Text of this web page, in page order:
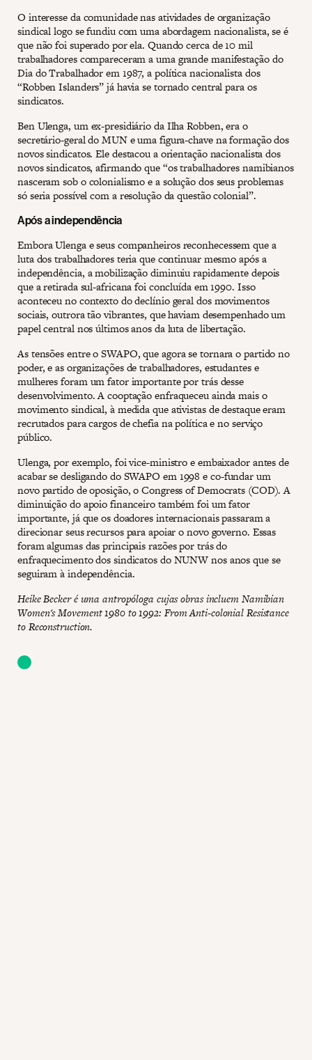
O interesse da comunidade nas atividades de organização
sindical logo se fundiu com uma abordagem nacionalista, se é
que não foi superado por ela. Quando cerca de 10 mil
trabalhadores compareceram a uma grande manifestação do
Dia do Trabalhador em 1987, a política nacionalista dos
“Robben Islanders” já havia se tornado central para os
sindicatos.
Ben Ulenga, um ex-presidiário da Ilha Robben, era o
secretário-geral do MUN e uma figura-chave na formação dos
novos sindicatos. Ele destacou a orientação nacionalista dos
novos sindicatos, afirmando que “os trabalhadores namibianos
nasceram sob o colonialismo e a solução dos seus problemas
só seria possível com a resolução da questão colonial”.
Após a independência
Embora Ulenga e seus companheiros reconhecessem que a
luta dos trabalhadores teria que continuar mesmo após a
independência, a mobilização diminuiu rapidamente depois
que a retirada sul-africana foi concluída em 1990. Isso
aconteceu no contexto do declínio geral dos movimentos
sociais, outrora tão vibrantes, que haviam desempenhado um
papel central nos últimos anos da luta de libertação.
As tensões entre o SWAPO, que agora se tornara o partido no
poder, e as organizações de trabalhadores, estudantes e
mulheres foram um fator importante por trás desse
desenvolvimento. A cooptação enfraqueceu ainda mais o
movimento sindical, à medida que ativistas de destaque eram
recrutados para cargos de chefia na política e no serviço
público.
Ulenga, por exemplo, foi vice-ministro e embaixador antes de
acabar se desligando do SWAPO em 1998 e co-fundar um
novo partido de oposição, o Congress of Democrats (COD). A
diminuição do apoio financeiro também foi um fator
importante, já que os doadores internacionais passaram a
direcionar seus recursos para apoiar o novo governo. Essas
foram algumas das principais razões por trás do
enfraquecimento dos sindicatos do NUNW nos anos que se
seguiram à independência.
Heike Becker é uma antropóloga cujas obras incluem Namibian
Women's Movement 1980 to 1992: From Anti-colonial Resistance
to Reconstruction.